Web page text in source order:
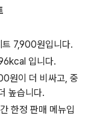
7,900원입니다.
입니다.
원이 더 비싸고, 중
높습니다.
한정 판매 메뉴입